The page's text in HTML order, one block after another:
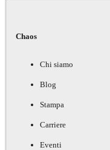
Chaos
Chi siamo
Blog
Stampa
Carriere
Eventi